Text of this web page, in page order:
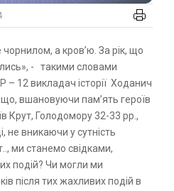
- такими словами
– 12 викладач історії Ходанич
вшановуючи пам’ять героїв
Крут, Голодомору 32-33 рр.,
не вникаючи у сутність
ми станемо свідками,
подій? Чи могли ми
після тих жахливих подій в